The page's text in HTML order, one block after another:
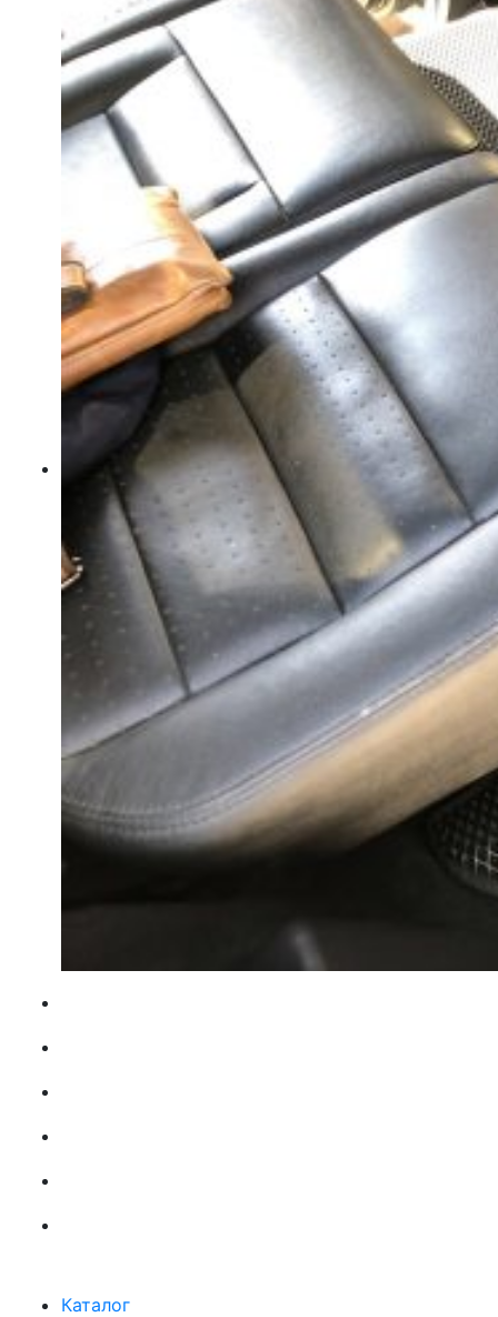
Каталог